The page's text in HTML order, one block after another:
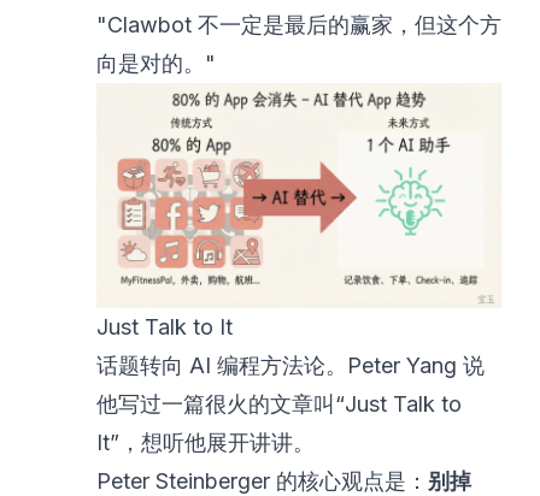
"Clawbot 不一定是最后的赢家，但这个方
向是对的。"
Just Talk to It
话题转向 AI 编程方法论。Peter Yang 说
他写过一篇很火的文章叫“Just Talk to
It”，想听他展开讲讲。
Peter Steinberger 的核心观点是： 别掉